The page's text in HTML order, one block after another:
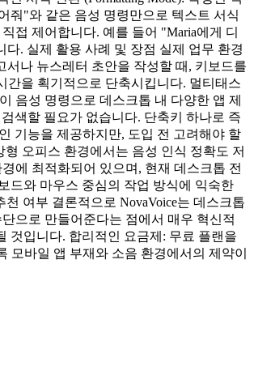
줘"와 같은 음성 명령만으로 텍스트 서식
접 제어합니다. 예를 들어 "Maria에게 디
. 실제 활용 사례 및 장점 실제 업무 환경
서나 뉴스레터 초안을 작성할 때, 키보드를
간을 획기적으로 단축시킵니다. 멀티태스
음성 명령으로 데스크톱 내 다양한 앱 제
색할 필요가 없습니다. 단축키 하나로 즉
기능을 제공하지만, 도입 전 고려해야 할
오피스 환경에서는 음성 인식 정확도 저
에 최적화되어 있으며, 현재 데스크톱 전
드와 마우스 중심의 작업 방식에 익숙한
여부 결론적으로 NovaVoice는 데스크톱
으로 만들어준다는 점에서 매우 혁신적
것입니다. 합리적인 요금제: 무료 플랜을
모바일 앱 부재와 소음 환경에서의 제약이